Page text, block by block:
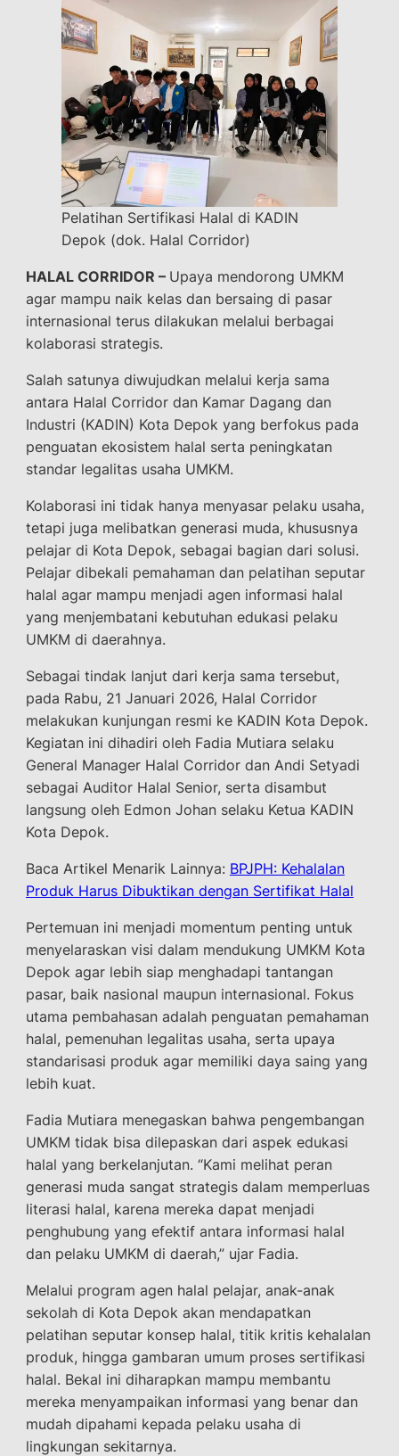
Pelatihan Sertifikasi Halal di KADIN
Depok (dok. Halal Corridor)
HALAL CORRIDOR – Upaya mendorong UMKM
agar mampu naik kelas dan bersaing di pasar
internasional terus dilakukan melalui berbagai
kolaborasi strategis.
Salah satunya diwujudkan melalui kerja sama
antara Halal Corridor dan Kamar Dagang dan
Industri (KADIN) Kota Depok yang berfokus pada
penguatan ekosistem halal serta peningkatan
standar legalitas usaha UMKM.
Kolaborasi ini tidak hanya menyasar pelaku usaha,
tetapi juga melibatkan generasi muda, khususnya
pelajar di Kota Depok, sebagai bagian dari solusi.
Pelajar dibekali pemahaman dan pelatihan seputar
halal agar mampu menjadi agen informasi halal
yang menjembatani kebutuhan edukasi pelaku
UMKM di daerahnya.
Sebagai tindak lanjut dari kerja sama tersebut,
pada Rabu, 21 Januari 2026, Halal Corridor
melakukan kunjungan resmi ke KADIN Kota Depok.
Kegiatan ini dihadiri oleh Fadia Mutiara selaku
General Manager Halal Corridor dan Andi Setyadi
sebagai Auditor Halal Senior, serta disambut
langsung oleh Edmon Johan selaku Ketua KADIN
Kota Depok.
Baca Artikel Menarik Lainnya: BPJPH: Kehalalan
Produk Harus Dibuktikan dengan Sertifikat Halal
Pertemuan ini menjadi momentum penting untuk
menyelaraskan visi dalam mendukung UMKM Kota
Depok agar lebih siap menghadapi tantangan
pasar, baik nasional maupun internasional. Fokus
utama pembahasan adalah penguatan pemahaman
halal, pemenuhan legalitas usaha, serta upaya
standarisasi produk agar memiliki daya saing yang
lebih kuat.
Fadia Mutiara menegaskan bahwa pengembangan
UMKM tidak bisa dilepaskan dari aspek edukasi
halal yang berkelanjutan. “Kami melihat peran
generasi muda sangat strategis dalam memperluas
literasi halal, karena mereka dapat menjadi
penghubung yang efektif antara informasi halal
dan pelaku UMKM di daerah,” ujar Fadia.
Melalui program agen halal pelajar, anak-anak
sekolah di Kota Depok akan mendapatkan
pelatihan seputar konsep halal, titik kritis kehalalan
produk, hingga gambaran umum proses sertifikasi
halal. Bekal ini diharapkan mampu membantu
mereka menyampaikan informasi yang benar dan
mudah dipahami kepada pelaku usaha di
lingkungan sekitarnya.